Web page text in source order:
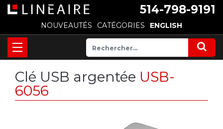
514-798-9191
NOUVEAUTÉS CATÉGORIES ENGLISH
Clé USB argentée USB-
6056